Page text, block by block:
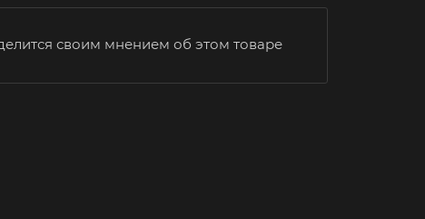
своим мнением об этом товаре